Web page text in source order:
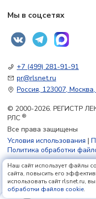
Мы в соцсетях
+7 (499) 281-91-91
pr@rlsnet.ru
Россия, 123007,
© 2000-2026. РЕГИСТР
РЛС ®
Все права защищены
Условия использования |
Политика обработки
Наш сайт использует файлы
сайта, повысить его
использовать сайт rlsnet.ru,
обработки файлов cookie.